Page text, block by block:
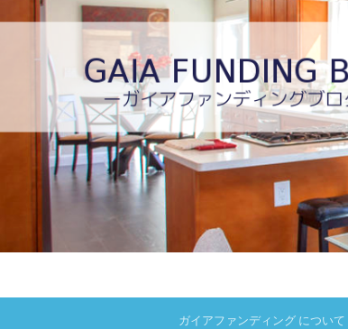
ガイアファンディング について